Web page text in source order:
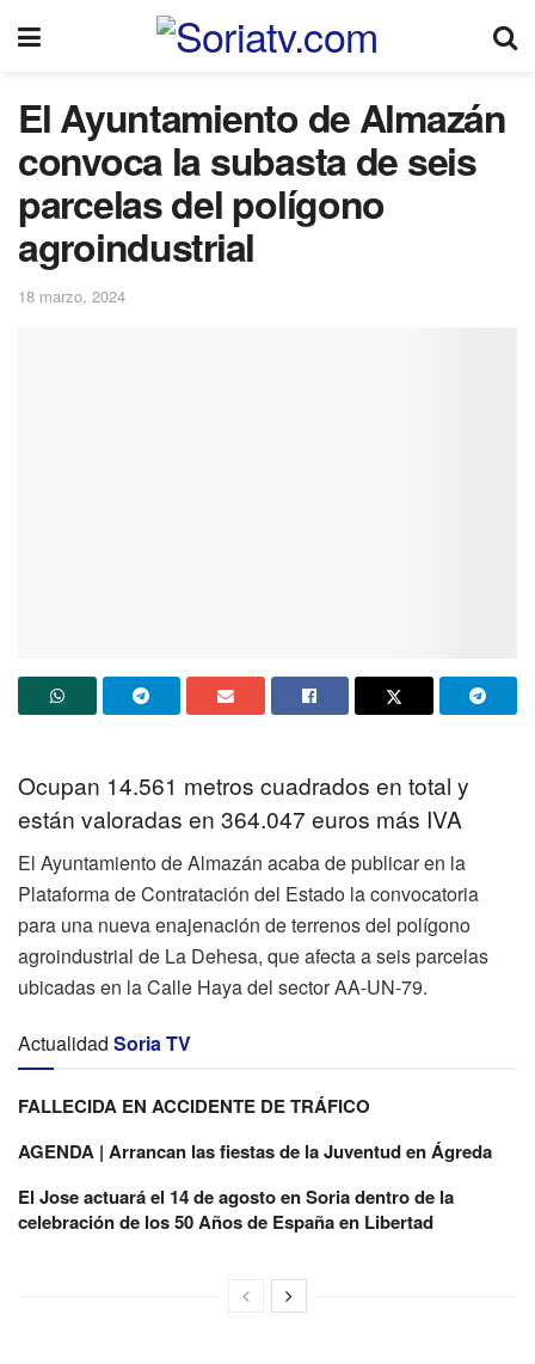
El Ayuntamiento de Almazán
convoca la subasta de seis
parcelas del polígono
agroindustrial
18 marzo, 2024
Ocupan 14.561 metros cuadrados en total y
están valoradas en 364.047 euros más IVA
El Ayuntamiento de Almazán acaba de publicar en la
Plataforma de Contratación del Estado la convocatoria
para una nueva enajenación de terrenos del polígono
agroindustrial de La Dehesa, que afecta a seis parcelas
ubicadas en la Calle Haya del sector AA-UN-79.
Actualidad Soria TV
FALLECIDA EN ACCIDENTE DE TRÁFICO
AGENDA | Arrancan las fiestas de la Juventud en Ágreda
El Jose actuará el 14 de agosto en Soria dentro de la
celebración de los 50 Años de España en Libertad